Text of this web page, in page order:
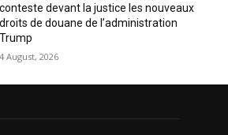
conteste devant la justice les nouveaux
droits de douane de l’administration
Trump
4 August, 2026